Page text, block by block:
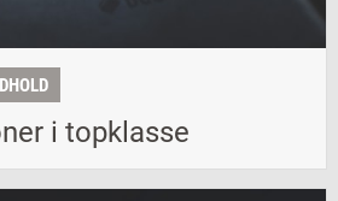
i topklasse